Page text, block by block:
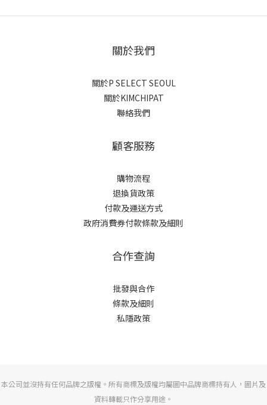
關於我們
關於P SELECT SEOUL
關於KIMCHIPAT
聯絡我們
顧客服務
購物流程
退換貨政策
付款及運送方式
政府消費券付款條款及細則
合作查詢
批發與合作
條款及細則
私隱政策
本公司並沒持有任何品牌之版權。所有商標及版權均屬圖中品牌商標持有人，圖片及
資料轉載只作分享用途。